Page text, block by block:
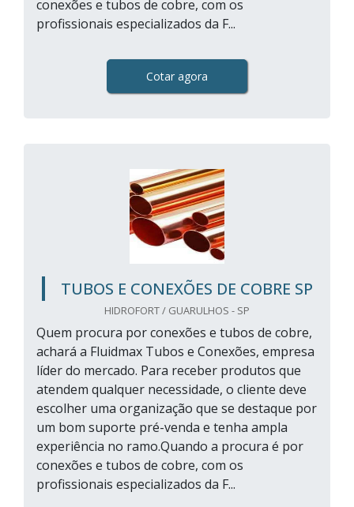
conexões e tubos de cobre, com os
profissionais especializados da F...
Cotar agora
TUBOS E CONEXÕES DE COBRE SP
HIDROFORT / GUARULHOS - SP
Quem procura por conexões e tubos de cobre,
achará a Fluidmax Tubos e Conexões, empresa
líder do mercado. Para receber produtos que
atendem qualquer necessidade, o cliente deve
escolher uma organização que se destaque por
um bom suporte pré-venda e tenha ampla
experiência no ramo.Quando a procura é por
conexões e tubos de cobre, com os
profissionais especializados da F...